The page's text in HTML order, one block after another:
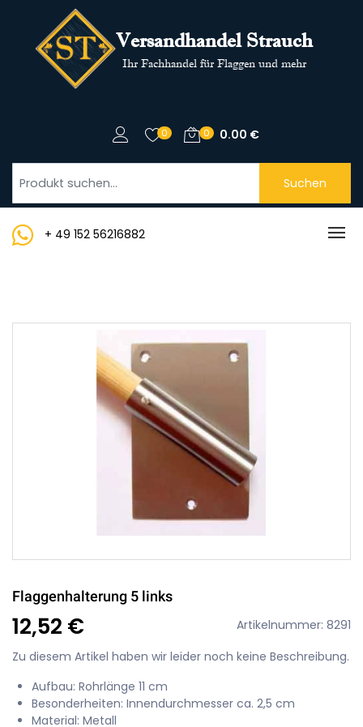
Versandhandel Strauch
Ihr Fachhandel für Flaggen und mehr
0 0 0.00 €
Suchen
+ 49 152 56216882
Flaggenhalterung 5 links
12,52 €
Artikelnummer: 8291
Zu diesem Artikel haben wir leider noch keine Beschreibung.
Aufbau: Rohrlänge 11 cm
Besonderheiten: Innendurchmesser ca. 2,5 cm
Material: Metall